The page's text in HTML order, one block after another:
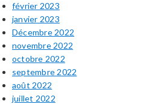
février 2023
janvier 2023
Décembre 2022
novembre 2022
octobre 2022
septembre 2022
août 2022
juillet 2022